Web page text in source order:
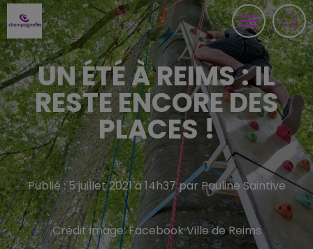
UN ÉTÉ À REIMS : IL
RESTE ENCORE DES
PLACES !
Publié : 5 juillet 2021 à 14h37 par Pauline Saintive
Crédit image:Facebook Ville de Reims